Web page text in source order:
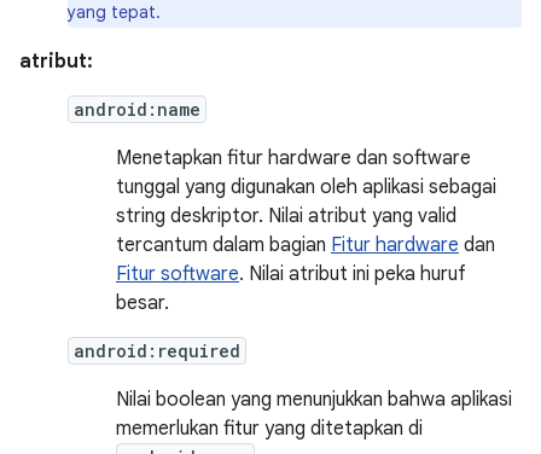
yang tepat.
atribut:
android:name
Menetapkan fitur hardware dan software
tunggal yang digunakan oleh aplikasi sebagai
string deskriptor. Nilai atribut yang valid
tercantum dalam bagian Fitur hardware dan
Fitur software. Nilai atribut ini peka huruf
besar.
android:required
Nilai boolean yang menunjukkan bahwa aplikasi
memerlukan fitur yang ditetapkan di